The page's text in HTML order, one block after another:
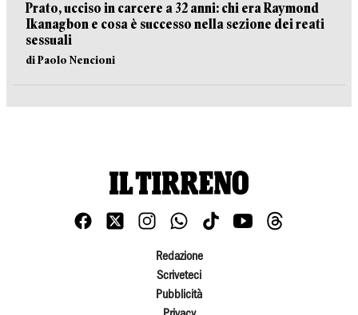
Prato, ucciso in carcere a 32 anni: chi era Raymond
Ikanagbon e cosa è successo nella sezione dei reati
sessuali
di Paolo Nencioni
Redazione
Scriveteci
Pubblicità